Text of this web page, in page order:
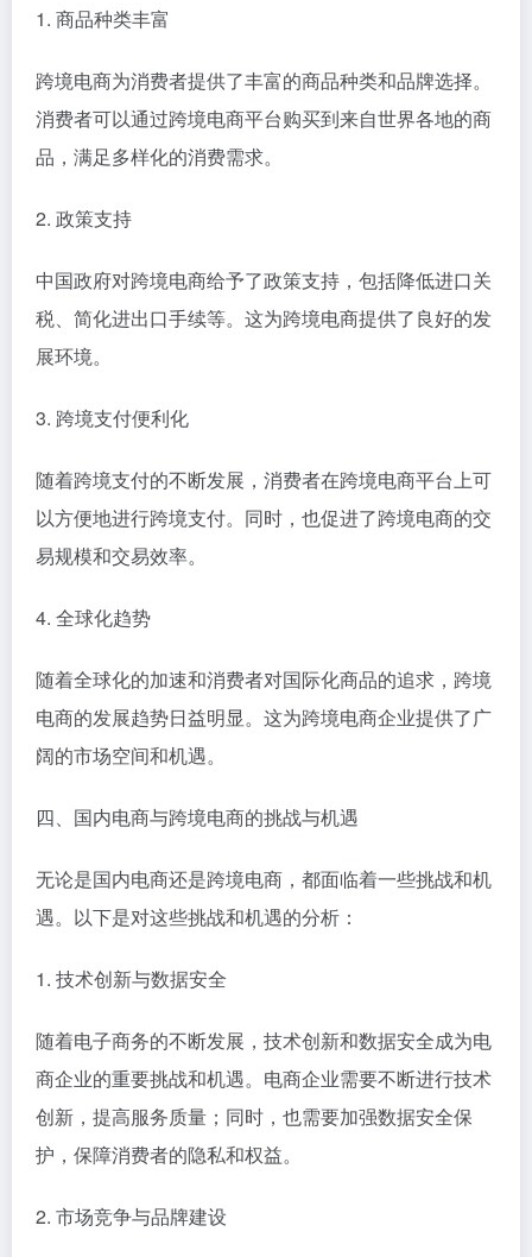
1. 商品种类丰富
跨境电商为消费者提供了丰富的商品种类和品牌选择。
消费者可以通过跨境电商平台购买到来自世界各地的商
品，满足多样化的消费需求。
2. 政策支持
中国政府对跨境电商给予了政策支持，包括降低进口关
税、简化进出口手续等。这为跨境电商提供了良好的发
展环境。
3. 跨境支付便利化
随着跨境支付的不断发展，消费者在跨境电商平台上可
以方便地进行跨境支付。同时，也促进了跨境电商的交
易规模和交易效率。
4. 全球化趋势
随着全球化的加速和消费者对国际化商品的追求，跨境
电商的发展趋势日益明显。这为跨境电商企业提供了广
阔的市场空间和机遇。
四、国内电商与跨境电商的挑战与机遇
无论是国内电商还是跨境电商，都面临着一些挑战和机
遇。以下是对这些挑战和机遇的分析：
1. 技术创新与数据安全
随着电子商务的不断发展，技术创新和数据安全成为电
商企业的重要挑战和机遇。电商企业需要不断进行技术
创新，提高服务质量；同时，也需要加强数据安全保
护，保障消费者的隐私和权益。
2. 市场竞争与品牌建设